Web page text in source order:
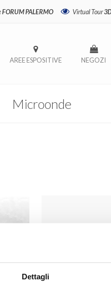
Dettagli
FORUM PALERMO Virtual Tour
AREE ESPOSITIVE NEGOZI
Microonde